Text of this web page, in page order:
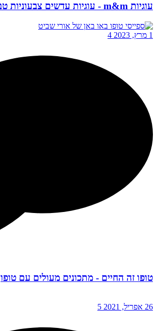
עוגיות m&m - עוגיות עדשים צבעוניות טבעוניות
1 מרץ, 2023 4
טופו זה החיים - מתכונים מעולים עם טופו
26 אפריל, 2021 5